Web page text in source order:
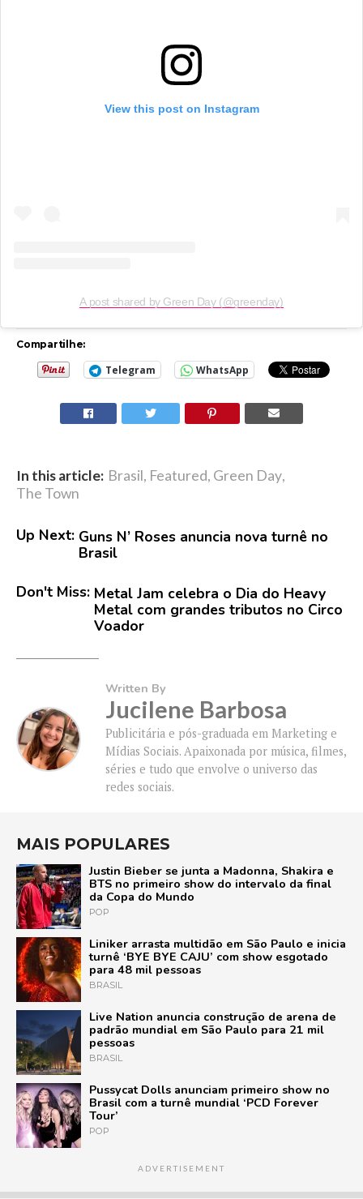
View this post on Instagram
A post shared by Green Day (@greenday)
Compartilhe:
Telegram WhatsApp
In this article: Brasil, Featured, Green Day,
The Town
Up Next: Guns N’ Roses anuncia nova turnê no
Brasil
Don't Miss: Metal Jam celebra o Dia do Heavy
Metal com grandes tributos no Circo
Voador
Written By
Jucilene Barbosa
Publicitária e pós-graduada em Marketing e
Mídias Sociais. Apaixonada por música, filmes,
séries e tudo que envolve o universo das
redes sociais.
MAIS POPULARES
Justin Bieber se junta a Madonna, Shakira e
BTS no primeiro show do intervalo da final
da Copa do Mundo
POP
Liniker arrasta multidão em São Paulo e inicia
turnê ‘BYE BYE CAJU’ com show esgotado
para 48 mil pessoas
BRASIL
Live Nation anuncia construção de arena de
padrão mundial em São Paulo para 21 mil
pessoas
BRASIL
Pussycat Dolls anunciam primeiro show no
Brasil com a turnê mundial ‘PCD Forever
Tour’
POP
ADVERTISEMENT